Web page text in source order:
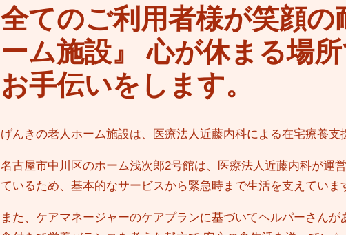
全てのご利用者様が笑顔
ーム施設』 心が休まる場
お手伝いをします。
げんきの老人ホーム施設は、医療法人近藤内科による在宅療養
名古屋市中川区のホーム浅次郎2号館は、医療法人近藤内科が運
ているため、基本的なサービスから緊急時まで生活を支えていま
また、ケアマネージャーのケアプランに基づいてヘルパーさん